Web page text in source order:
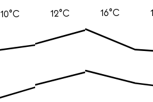
10°C 12°C 16°C